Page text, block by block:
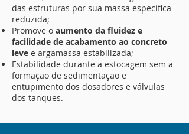
das estruturas por sua massa específica
reduzida;
Promove o aumento da fluidez e
facilidade de acabamento ao concreto
leve e argamassa estabilizada;
Estabilidade durante a estocagem sem a
formação de sedimentação e
entupimento dos dosadores e válvulas
dos tanques.